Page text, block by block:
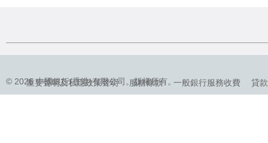
© 2026 中國銀行(香港)有限公司。版權所有。
重要聲明及私隱政策聲明 服務條款 一般銀行服務收費 貸